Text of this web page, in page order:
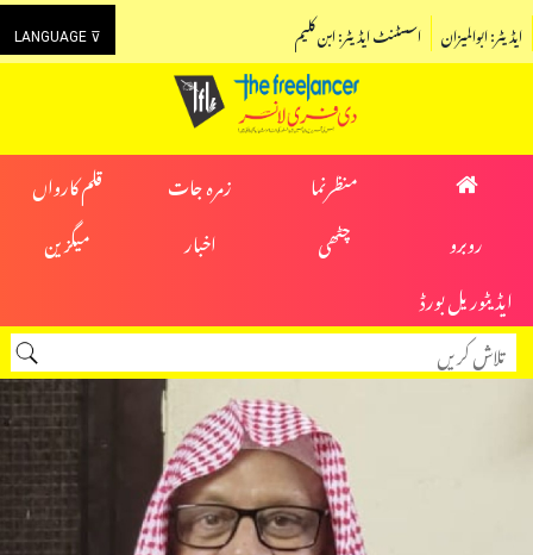
LANGUAGE ⊽ اسسٹنٹ ایڈیٹر: ابن کلیم ایڈیٹر: ابوالمیزان
منظرنما زمرہ جات
قلم کارواں
روبرو
چٹھی اخبار
میگزین
ایڈیٹوریل بورڈ